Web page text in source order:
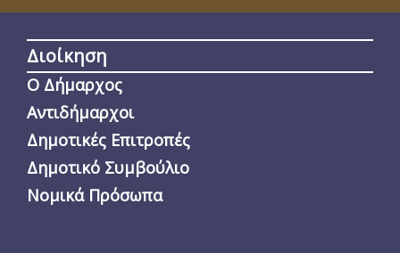
Διοίκηση
Ο Δήμαρχος
Αντιδήμαρχοι
Δημοτικές Επιτροπές
Δημοτικό Συμβούλιο
Νομικά Πρόσωπα